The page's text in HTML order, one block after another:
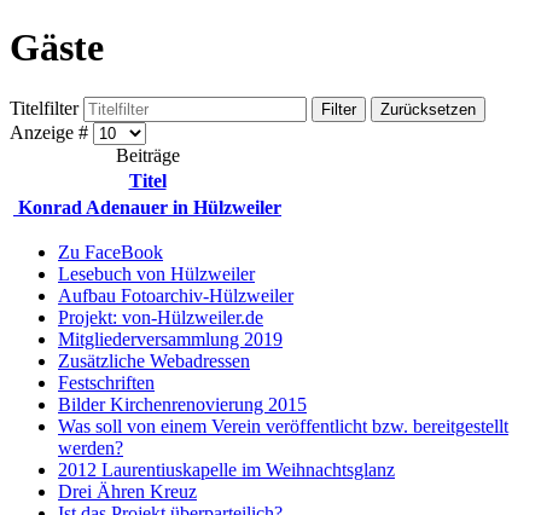
Gäste
Titelfilter Filter Zurücksetzen
Anzeige #
Beiträge
Titel
Konrad Adenauer in Hülzweiler
Zu FaceBook
Lesebuch von Hülzweiler
Aufbau Fotoarchiv-Hülzweiler
Projekt: von-Hülzweiler.de
Mitgliederversammlung 2019
Zusätzliche Webadressen
Festschriften
Bilder Kirchenrenovierung 2015
Was soll von einem Verein veröffentlicht bzw. bereitgestellt
werden?
2012 Laurentiuskapelle im Weihnachtsglanz
Drei Ähren Kreuz